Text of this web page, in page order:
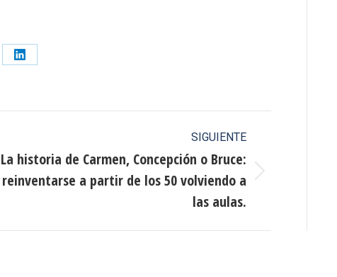
Share
SIGUIENTE
La historia de Carmen, Concepción o Bruce:
reinventarse a partir de los 50 volviendo a
las aulas.